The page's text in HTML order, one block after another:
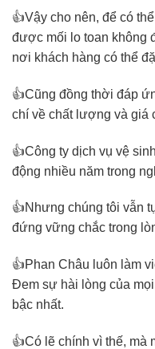
👍Vậy cho nên, để có
được mối lo toan không
nơi khách hàng có thể
👍Cũng đồng thời đáp
chí về chất lượng và giá
👍Công ty dịch vụ vệ
động nhiều năm trong
👍Nhưng chúng tôi vẫn
đứng vững chắc trong
👍Phan Châu luôn làm
Đem sự hài lòng của
bậc nhất.
👍Có lẽ chính vì thế, mà